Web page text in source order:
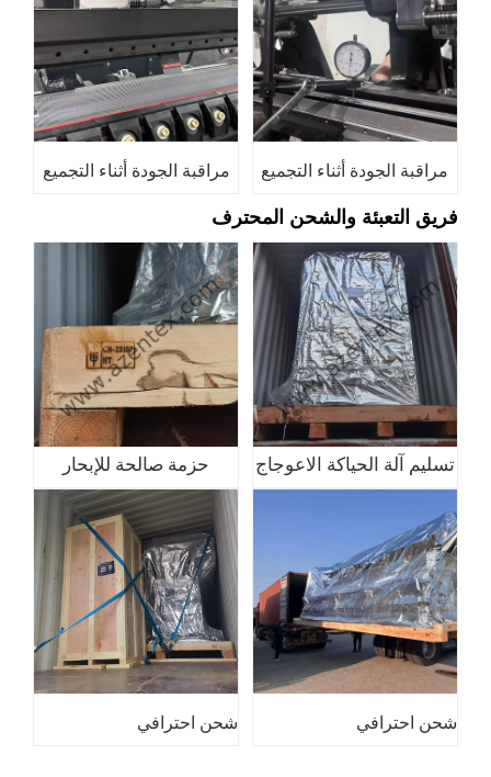
مراقبة الجودة أثناء التجميع مراقبة الجودة أثناء التجميع
فريق التعبئة والشحن المحترف
تسليم آلة الحياكة الاعوجاج حزمة صالحة للإبحار
شحن احترافي شحن احترافي